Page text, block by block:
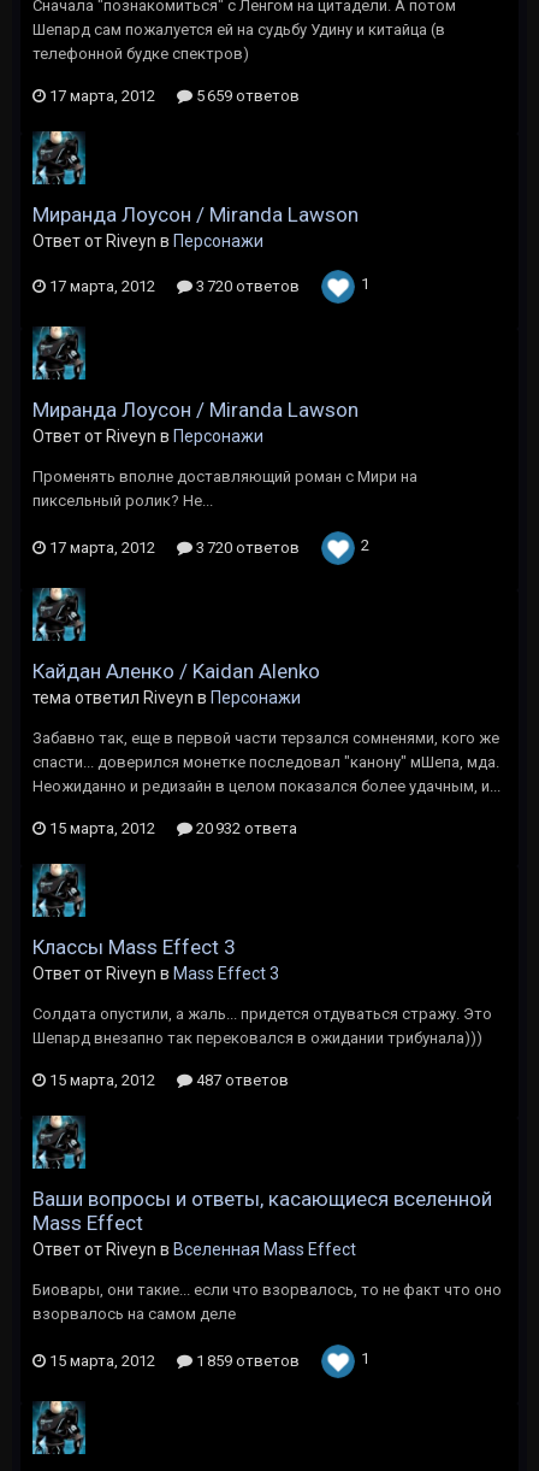
Сначала "познакомиться" с Ленгом на цитадели. А потом
Шепард сам пожалуется ей на судьбу Удину и китайца (в
телефонной будке спектров)
17 марта, 2012 5 659 ответов
Миранда Лоусон / Miranda Lawson
Ответ от Riveyn в Персонажи
17 марта, 2012 3 720 ответов 1
Миранда Лоусон / Miranda Lawson
Ответ от Riveyn в Персонажи
Променять вполне доставляющий роман с Мири на
пиксельный ролик? Не...
17 марта, 2012 3 720 ответов 2
Кайдан Аленко / Kaidan Alenko
тема ответил Riveyn в Персонажи
Забавно так, еще в первой части терзался сомненями, кого же
спасти... доверился монетке последовал "канону" мШепа, мда.
Неожиданно и редизайн в целом показался более удачным, и...
15 марта, 2012 20 932 ответа
Классы Mass Effect 3
Ответ от Riveyn в Mass Effect 3
Солдата опустили, а жаль... придется отдуваться стражу. Это
Шепард внезапно так перековался в ожидании трибунала)))
15 марта, 2012 487 ответов
Ваши вопросы и ответы, касающиеся вселенной
Мass Effect
Ответ от Riveyn в Вселенная Mass Effect
Биовары, они такие... если что взорвалось, то не факт что оно
взорвалось на самом деле
15 марта, 2012 1 859 ответов 1